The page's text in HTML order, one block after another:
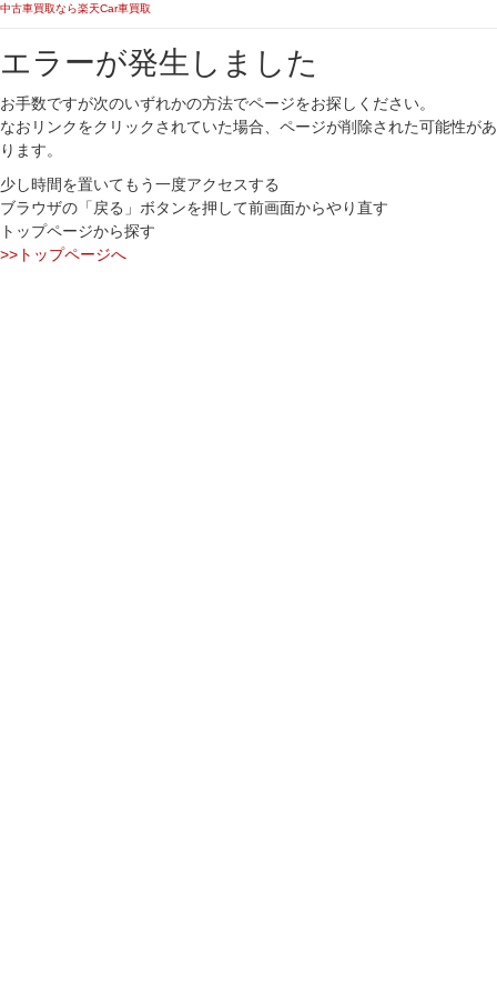
中古車買取なら楽天Car車買取
エラーが発生しました
お手数ですが次のいずれかの方法でページをお探しください。
なおリンクをクリックされていた場合、ページが削除された可能性があ
ります。
少し時間を置いてもう一度アクセスする
ブラウザの「戻る」ボタンを押して前画面からやり直す
トップページから探す
>>トップページへ